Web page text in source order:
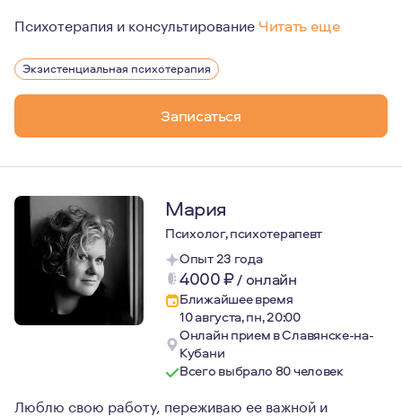
Психотерапия и консультирование Читать еще
Мой путь в психотерапии начался в 2012 году. С тех
Экзистенциальная психотерапия
Записаться
Мария
Психолог, психотерапевт
Опыт 23 года
4000₽/ онлайн
Ближайшее время
10 августа, пн, 20:00
Онлайн прием в Славянске-на-
Кубани
Всего выбрало 80 человек
Люблю свою работу, переживаю ее важной и